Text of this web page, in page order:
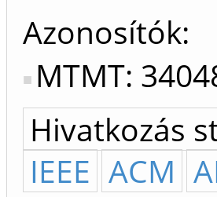
Azonosítók
MTMT:
Hivatkozás
IEEE ACM